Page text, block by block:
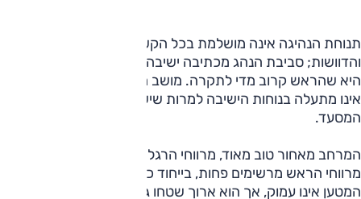
תנוחת הנהיגה אינה מושלמת בכל הקשור ליחסי הנהג עם ההגה
והדוושות; סביבת הנהג מכתיבה ישיבה גבוהה יחסית, והתחושה
היא שהראש קרוב מדי לתקרה. מושב הנהג, שתפעולו חשמלי,
אינו מתעלה בנוחות הישיבה למרות שיש לו שליטה בהקשחת
המסעד.
המרחב מאחור טוב מאוד, מרווחי הרגליים גדולים ביותר, אך
מרווחי הראש מרשימים פחות, בייחוד כאשר מסעד הגב זקוף. תא